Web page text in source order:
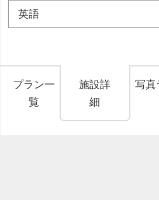
英語
プラン一
覧
施設詳
細
写真